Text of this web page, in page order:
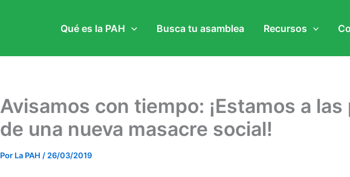
Qué es la PAH Busca tu asamblea Recursos
Avisamos con tiempo: ¡Estamos a
de una nueva masacre social!
Por La PAH / 26/03/2019